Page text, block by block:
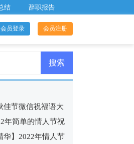
结 辞职报告
会员登录 会员注册
佳节微信祝福语大
60句
年简单的情人节祝
语锦集50条
华】2022年情人节